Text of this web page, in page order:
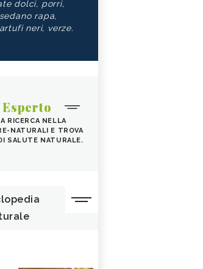
dolci, porri,
rapa,
neri, verze.
RICERCA NELLA
NATURALI E TROVA
SALUTE NATURALE.